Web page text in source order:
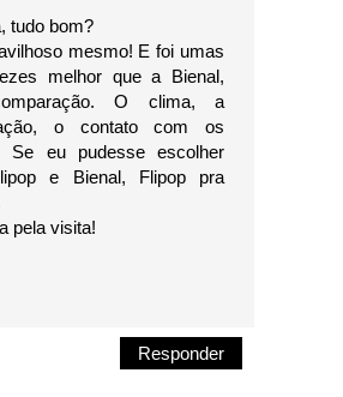
tudo bom?
mesmo! E foi umas
melhor que a Bienal,
O clima, a
o contato com os
Se eu pudesse escolher
e Bienal, Flipop pra
pela visita!
Responder